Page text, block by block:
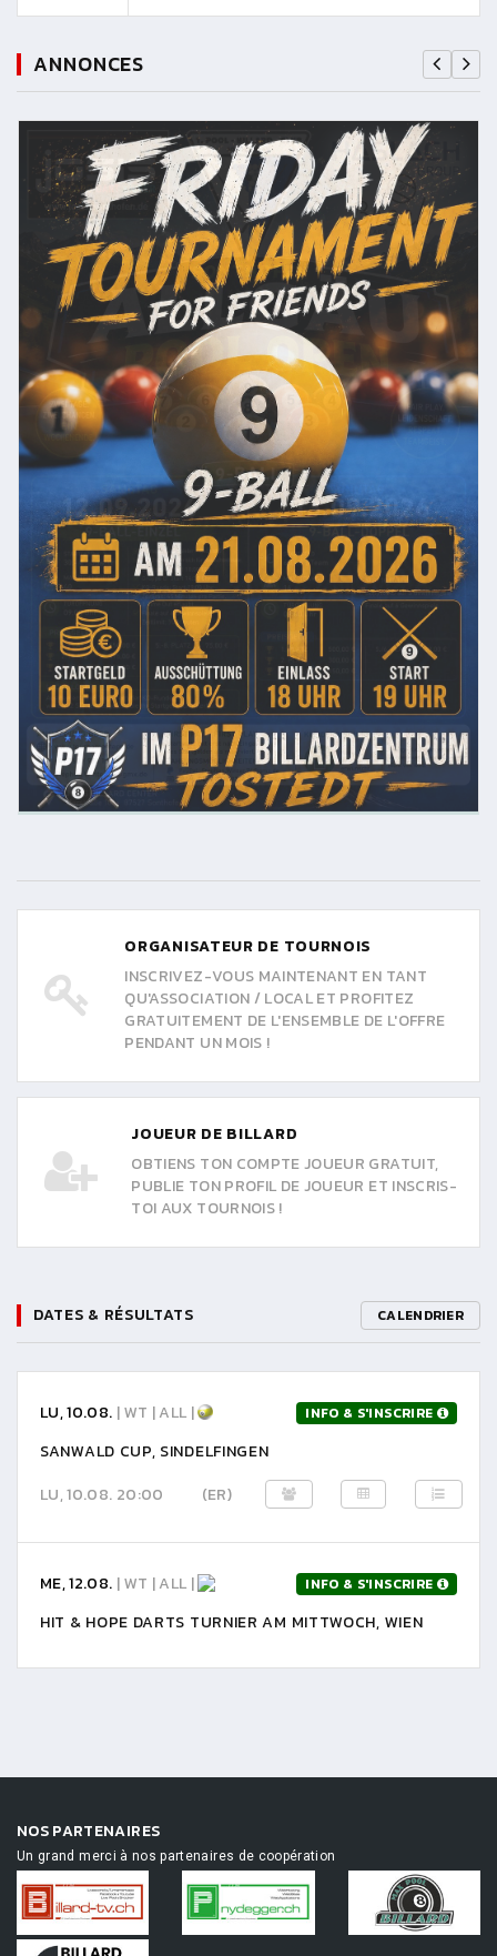
ANNONCES
ORGANISATEUR DE TOURNOIS
INSCRIVEZ-VOUS MAINTENANT EN TANT
QU'ASSOCIATION / LOCAL ET PROFITEZ
GRATUITEMENT DE L'ENSEMBLE DE L'OFFRE
PENDANT UN MOIS !
JOUEUR DE BILLARD
OBTIENS TON COMPTE JOUEUR GRATUIT,
PUBLIE TON PROFIL DE JOUEUR ET INSCRIS-
TOI AUX TOURNOIS !
DATES & RÉSULTATS CALENDRIER
LU, 10.08. | WT | ALL | INFO & S'INSCRIRE
SANWALD CUP, SINDELFINGEN
LU, 10.08. 20:00
(ER)
ME, 12.08. | WT | ALL | INFO & S'INSCRIRE
HIT & HOPE DARTS TURNIER AM MITTWOCH, WIEN
NOS PARTENAIRES
Un grand merci à nos partenaires de coopération